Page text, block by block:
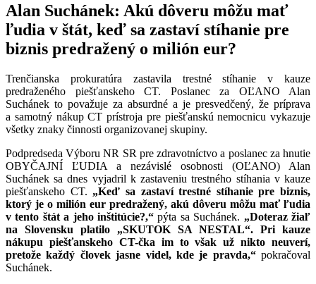
Alan Suchánek: Akú dôveru môžu mať
ľudia v štát, keď sa zastaví stíhanie pre
biznis predražený o milión eur?
Trenčianska prokuratúra zastavila trestné stíhanie v kauze
predraženého piešťanskeho CT. Poslanec za OĽANO Alan
Suchánek to považuje za absurdné a je presvedčený, že príprava
a samotný nákup CT prístroja pre piešťanskú nemocnicu vykazuje
všetky znaky činnosti organizovanej skupiny.
Podpredseda Výboru NR SR pre zdravotníctvo a poslanec za hnutie
OBYČAJNÍ ĽUDIA a nezávislé osobnosti (OĽANO) Alan
Suchánek sa dnes vyjadril k zastaveniu trestného stíhania v kauze
piešťanskeho CT. „Keď sa zastaví trestné stíhanie pre biznis,
ktorý je o milión eur predražený, akú dôveru môžu mať ľudia
v tento štát a jeho inštitúcie?,“ pýta sa Suchánek. „Doteraz žiaľ
na Slovensku platilo „SKUTOK SA NESTAL“. Pri kauze
nákupu piešťanskeho CT-čka im to však už nikto neuverí,
pretože každý človek jasne videl, kde je pravda,“pokračoval
Suchánek.